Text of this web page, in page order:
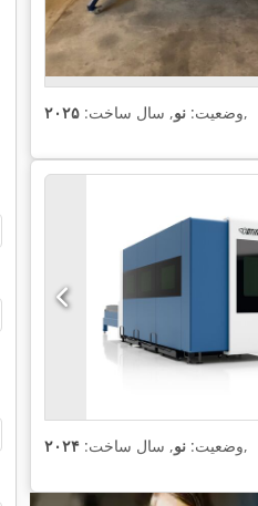
وضعیت: نو, سال ساخت: ۲۰۲۵ ,
وضعیت: نو, سال ساخت: ۲۰۲۴ ,